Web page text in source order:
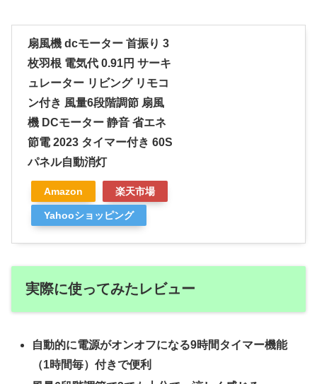
扇風機 dcモーター 首振り 3
枚羽根 電気代 0.91円 サーキ
ュレーター リビング リモコ
ン付き 風量6段階調節 扇風
機 DCモーター 静音 省エネ
節電 2023 タイマー付き 60S
パネル自動消灯
Amazon 楽天市場
Yahooショッピング
実際に使ってみたレビュー
自動的に電源がオンオフになる9時間タイマー機能
（1時間毎）付きで便利